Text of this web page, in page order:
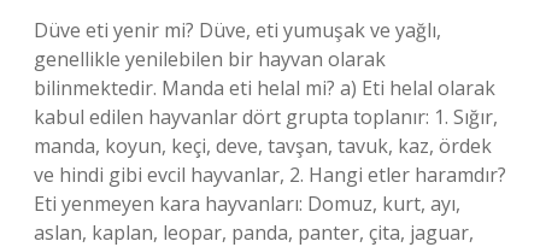
Düve eti yenir mi? Düve, eti yumuşak ve yağlı,
genellikle yenilebilen bir hayvan olarak
bilinmektedir. Manda eti helal mi? a) Eti helal olarak
kabul edilen hayvanlar dört grupta toplanır: 1. Sığır,
manda, koyun, keçi, deve, tavşan, tavuk, kaz, ördek
ve hindi gibi evcil hayvanlar, 2. Hangi etler haramdır?
Eti yenmeyen kara hayvanları: Domuz, kurt, ayı,
aslan, kaplan, leopar, panda, panter, çita, jaguar,